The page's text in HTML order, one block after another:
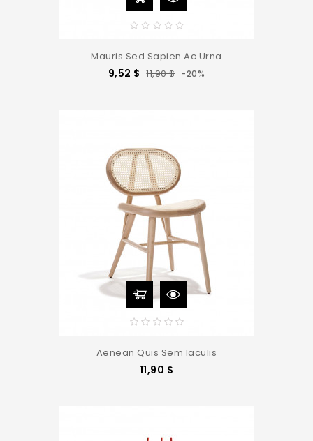
Mauris Sed Sapien Ac Urna
9,52 $ Precio
11,90 $ Precio
-20%
Aenean Quis Sem Iaculis
11,90 $